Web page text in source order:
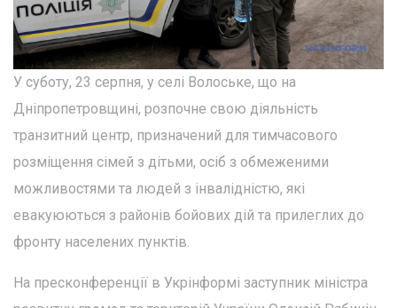
У суботу, 23 серпня, у селі Волоське, що на
Дніпропетровщині, розпочне свою діяльність
транзитний центр, призначений для тимчасового
розміщення сімей з дітьми, осіб з обмеженими
можливостями та людей з інвалідністю, які
евакуюються з районів бойових дій та прилеглих до
фронту населених пунктів.
На пресконференції в Укрінформі заступник міністра